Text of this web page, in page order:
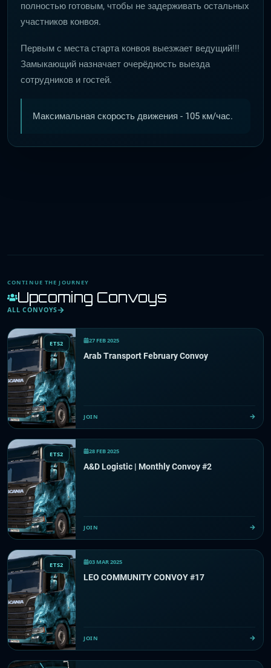
полностью готовым, чтобы не задерживать остальных
участников конвоя.
Первым с места старта конвоя выезжает ведущий!!!
Замыкающий назначает очерёдность выезда
сотрудников и гостей.
Максимальная скорость движения - 105 км/час.
CONTINUE THE JOURNEY
Upcoming Convoys
ALL CONVOYS
ETS2 27 FEB 2025
Arab Transport February Convoy
JOIN
ETS2 28 FEB 2025
A&D Logistic | Monthly Convoy #2
JOIN
ETS2 03 MAR 2025
LEO COMMUNITY CONVOY #17
JOIN